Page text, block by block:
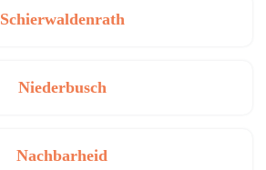
Schierwaldenrath
Niederbusch
Nachbarheid